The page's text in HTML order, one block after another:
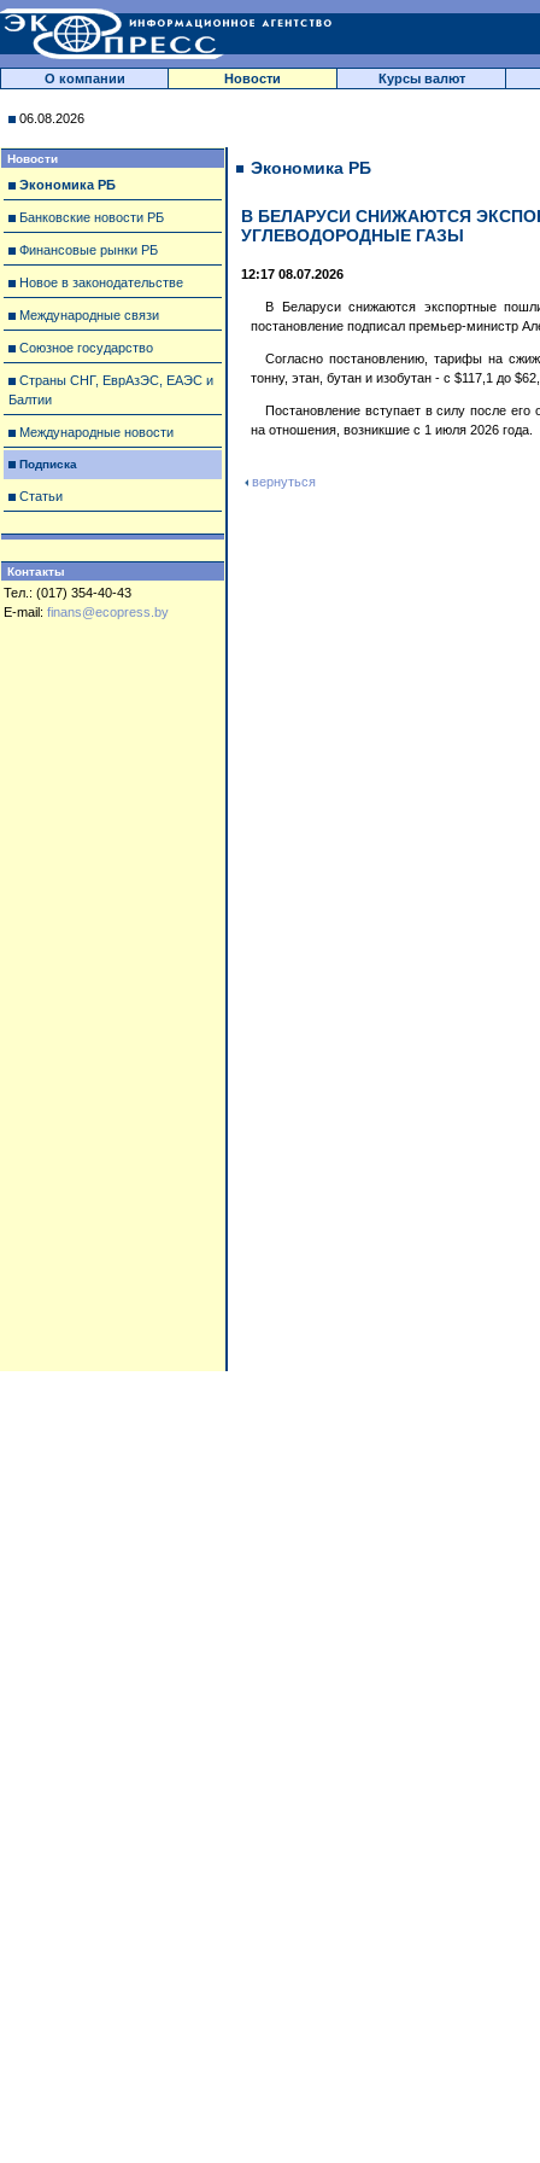
О компании Новости Курсы валют
06.08.2026
Новости
Экономика РБ
Банковские новости РБ
Финансовые рынки РБ
Новое в законодательстве
Международные связи
Союзное государство
Страны СНГ, ЕврАзЭС, ЕАЭС и
Балтии
Международные новости
Подписка
Статьи
Контакты
Тел.: (017) 354-40-43
E-mail: finans@ecopress.by
Экономика РБ
В БЕЛАРУСИ СНИЖАЮТСЯ
УГЛЕВОДОРОДНЫЕ ГАЗЫ
12:17 08.07.2026
В Беларуси снижаются экспортные
постановление подписал премьер-министр
Согласно постановлению, тарифы на
тонну, этан, бутан и изобутан - с $117,1 до
Постановление вступает в силу после его
на отношения, возникшие с 1 июля 2026 года.
вернуться